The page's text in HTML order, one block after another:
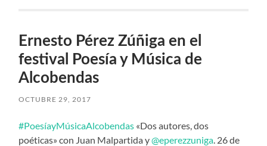
Ernesto Pérez Zúñiga en el
festival Poesía y Música de
Alcobendas
OCTUBRE 29, 2017
#PoesíayMúsicaAlcobendas «Dos autores, dos
poéticas» con Juan Malpartida y@eperezzuniga . 26 de